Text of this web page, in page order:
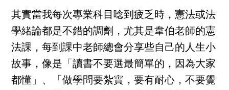
其實當我每次專業科目唸到疲乏時，憲法或法
學緒論都是不錯的調劑，尤其是韋伯老師的憲
法課，每到課中老師總會分享些自己的人生小
故事，像是「讀書不要選最簡單的，因為大家
都懂」、「做學問要紮實，要有耐心，不要覺